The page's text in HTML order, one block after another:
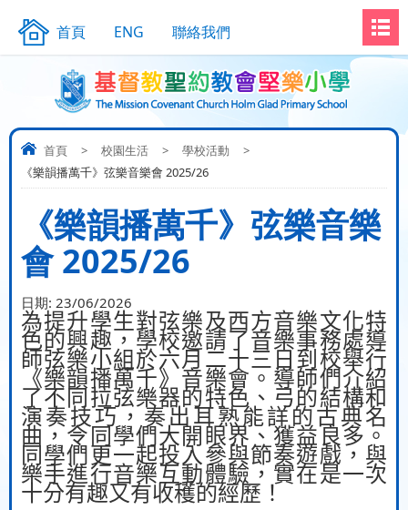
首頁 ENG 聯絡我們
首頁 > 校園生活 > 學校活動
>
《樂韻播萬千》弦樂音樂會 2025/26
《樂韻播萬千》弦樂音樂
會 2025/26
日期: 23/06/2026
為提升學生對弦樂及西方音樂文化特
色的興趣，學校邀請了音樂事務處導
師弦樂小組於六月二十三日到校舉行
《樂韻播萬千》音樂會。導師們介紹
了不同拉弦樂器的特色、弓的結構和
演奏技巧，奏出耳熟能詳的古典名
曲，令同學們大開眼界、獲益良多。
同學們更一起投入參與節奏遊戲，與
樂手進行音樂互動體驗，實在是一次
十分有趣又有收穫的經歷！